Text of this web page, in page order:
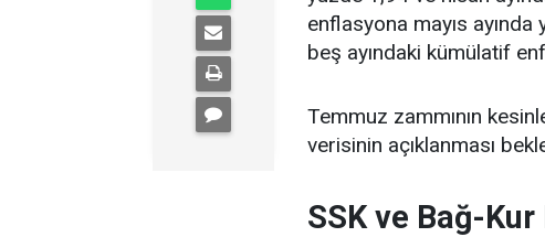
enflasyona mayıs ayında
beş ayındaki kümülatif
Temmuz zammının
verisinin açıklanması
SSK ve Bağ-